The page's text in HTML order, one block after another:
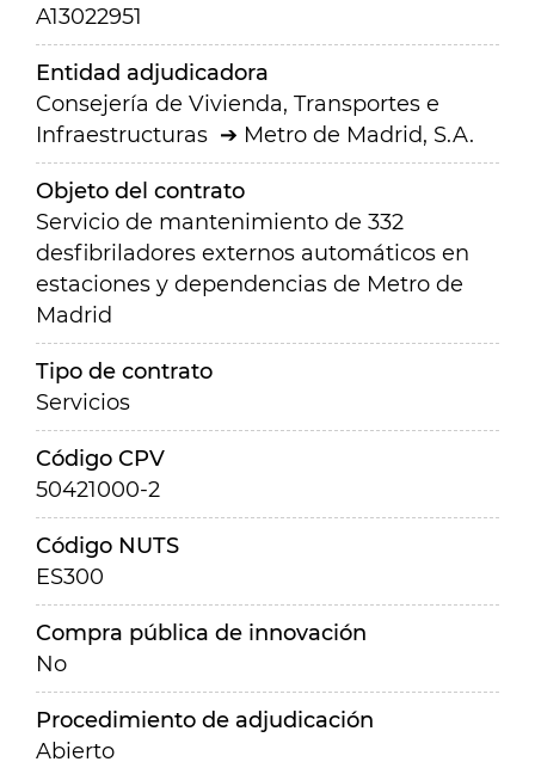
A13022951
Entidad adjudicadora
Consejería de Vivienda, Transportes e
Infraestructuras
Metro de Madrid, S.A.
Objeto del contrato
Servicio de mantenimiento de 332
desfibriladores externos automáticos en
estaciones y dependencias de Metro de
Madrid
Tipo de contrato
Servicios
Código CPV
50421000-2
Código NUTS
ES300
Compra pública de innovación
No
Procedimiento de adjudicación
Abierto